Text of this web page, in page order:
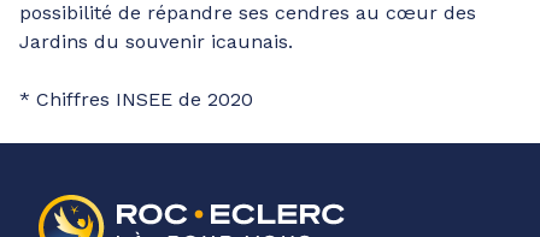
possibilité de répandre ses cendres au cœur des
Jardins du souvenir icaunais.
* Chiffres INSEE de 2020